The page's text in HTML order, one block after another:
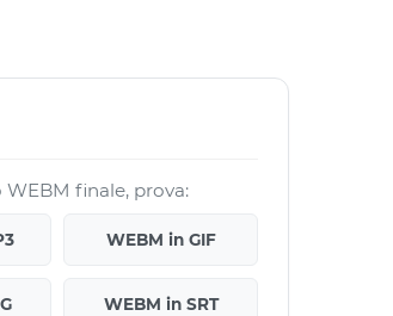
finale, prova:
WEBM in GIF
WEBM in SRT